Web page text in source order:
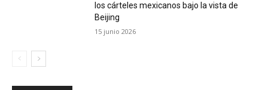
los cárteles mexicanos bajo la vista de
Beijing
15 junio 2026